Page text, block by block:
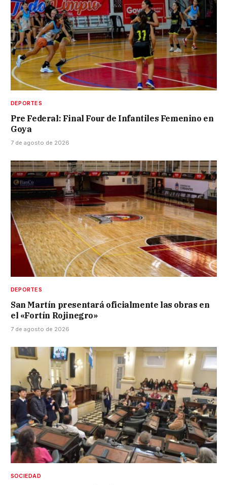
DEPORTES
Pre Federal: Final Four de Infantiles Femenino en
Goya
7 de agosto de 2026
DEPORTES
San Martín presentará oficialmente las obras en
el «Fortín Rojinegro»
7 de agosto de 2026
SOCIEDAD